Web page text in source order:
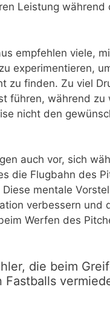
Leistung während
empfehlen viele,
experimentieren,
zu finden. Zu viel
führen, während zu
nicht den
auch vor, sich
die Flugbahn des
mentale
verbessern und
Werfen des
die beim
Fastballs